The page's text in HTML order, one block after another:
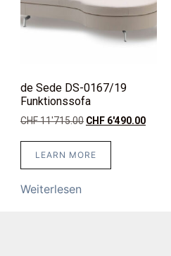
de Sede DS-0167/19
Funktionssofa
CHF11'715.00 CHF 6'490.00
LEARN MORE
Weiterlesen